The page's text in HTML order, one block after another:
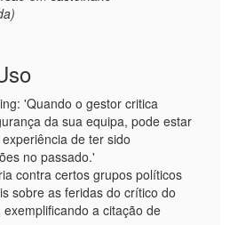
'Quando o gestor critica
da sua equipa, pode estar
de ter sido
no passado.'
contra certos grupos políticos
sobre as feridas do crítico do
a citação de